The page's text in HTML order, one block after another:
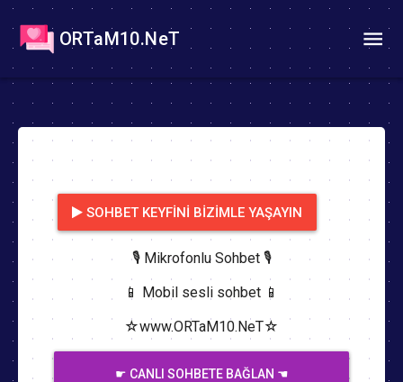
ORTaM10.NeT
SOHBET KEYFINI BIZIMLE YAŞAYIN
🎙️ Mikrofonlu Sohbet 🎙️
📱 Mobil sesli sohbet 📱
☆www.ORTaM10.NeT☆
☛ CANLI SOHBETE BAĞLAN ☚